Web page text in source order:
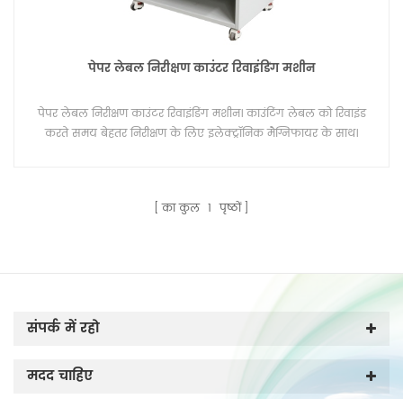
पेपर लेबल निरीक्षण काउंटर रिवाइंडिंग मशीन
पेपर लेबल निरीक्षण काउंटर रिवाइंडिंग मशीन। काउंटिंग लेबल को रिवाइंड
करते समय बेहतर निरीक्षण के लिए इलेक्ट्रॉनिक मैग्निफायर के साथ।
का कुल 1 पृष्ठों
संपर्क में रहो
मदद चाहिए